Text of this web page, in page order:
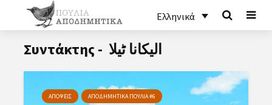
Ελληνικά
Συντάκτης - الیکانا ٹیلا
ΑΠΟΨΕΙΣ ΑΠΟΔΗΜΗΤΙΚΑ ΠΟΥΛΙΑ #6